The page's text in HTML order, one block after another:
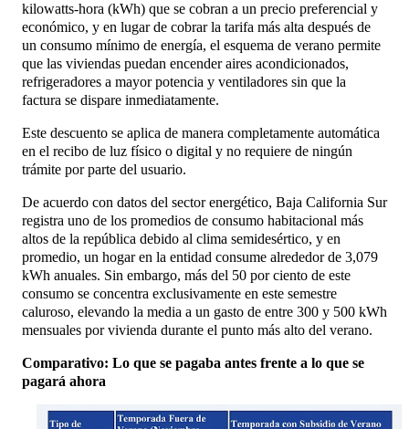
kilowatts-hora (kWh) que se cobran a un precio preferencial y
económico, y en lugar de cobrar la tarifa más alta después de
un consumo mínimo de energía, el esquema de verano permite
que las viviendas puedan encender aires acondicionados,
refrigeradores a mayor potencia y ventiladores sin que la
factura se dispare inmediatamente.
Este descuento se aplica de manera completamente automática
en el recibo de luz físico o digital y no requiere de ningún
trámite por parte del usuario.
De acuerdo con datos del sector energético, Baja California Sur
registra uno de los promedios de consumo habitacional más
altos de la república debido al clima semidesértico, y en
promedio, un hogar en la entidad consume alrededor de 3,079
kWh anuales. Sin embargo, más del 50 por ciento de este
consumo se concentra exclusivamente en este semestre
caluroso, elevando la media a un gasto de entre 300 y 500 kWh
mensuales por vivienda durante el punto más alto del verano.
Comparativo: Lo que se pagaba antes frente a lo que se
pagará ahora